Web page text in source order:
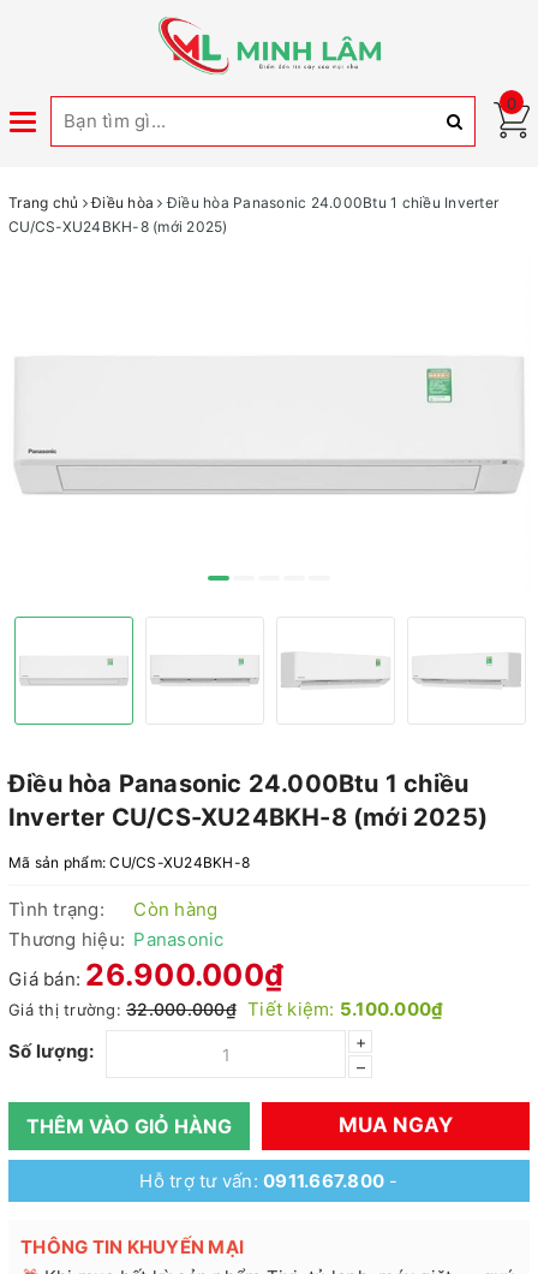
Toggle
0
Trang chủ Điều hòa
Điều hòa Panasonic 24.000Btu 1 chiều Inverter
CU/CS-XU24BKH-8 (mới 2025)
Điều hòa Panasonic 24.000Btu 1 chiều
Inverter CU/CS-XU24BKH-8 (mới 2025)
Mã sản phẩm:CU/CS-XU24BKH-8
Tình trạng:
Còn hàng
Thương hiệu: Panasonic
Giá bán: 26.900.000₫
Giá thị trường: 32.000.000₫ Tiết kiệm: 5.100.000₫
Số lượng:
+
–
THÊM VÀO GIỎ HÀNG MUA NGAY
Hỗ trợ tư vấn:0911.667.800 -
THÔNG TIN KHUYẾN MẠI